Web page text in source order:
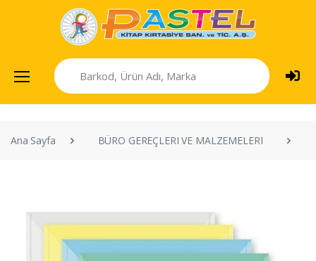
Ana Sayfa BÜRO GEREÇLERI VE MALZEMELERI